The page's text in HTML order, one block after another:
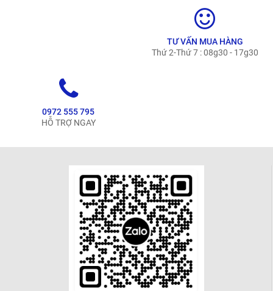
TƯ VẤN MUA HÀNG
Thứ 2-Thứ 7 : 08g30 - 17g30
0972 555 795
HỖ TRỢ NGAY